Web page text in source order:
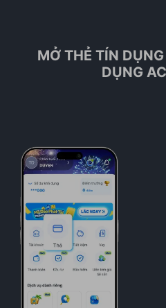
MỞ THẺ TÍN
DỤNG